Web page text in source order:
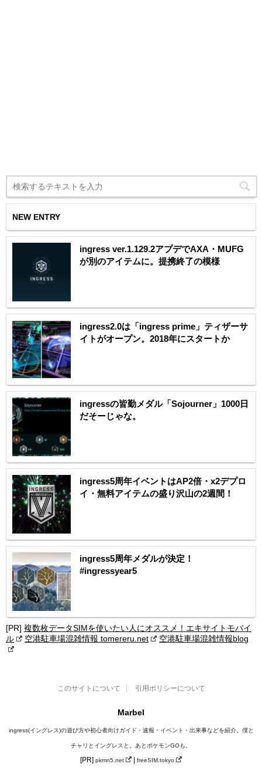
NEW ENTRY
ingress ver.1.129.2アプデでAXA・MUFG
が別のアイテムに。提携終了の模様
ingress2.0は「ingress prime」ティザーサ
イトがオープン。2018年にスタートか
ingressの皆勤メダル「Sojourner」1000日
だそーじゃな。
ingress5周年イベントはAP2倍・x2デプロ
イ・無料アイテムの盛り沢山の2週間！
ingress5周年メダルが決定！
#ingressyear5
[PR] 複数枚データSIMを使いたい人にオススメ！エキサイトモバイ
ル
空港駐車場混雑情報 tomereru.net 空港駐車場混雑情報blog
このサイトについて 引用ポリシーについて
Marbel
ingress(イングレス)の遊び方や初心者向けガイド・速報・イベント・出来事などを紹介。僕と
チャリとイングレスと。あとポケモンGOも。
[PR]pkmn5.net | freeSIM.tokyo